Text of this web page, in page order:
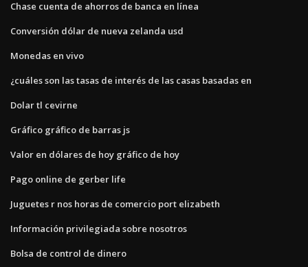
Chase cuenta de ahorros de banca en línea
Conversión dólar de nueva zelanda usd
Monedas en vivo
¿cuáles son las tasas de interés de las casas basadas en
Dolar tl cevirne
Gráfico gráfico de barras js
Valor en dólares de hoy gráfico de hoy
Pago online de gerber life
Juguetes r nos horas de comercio port elizabeth
Información privilegiada sobre nosotros
Bolsa de control de dinero